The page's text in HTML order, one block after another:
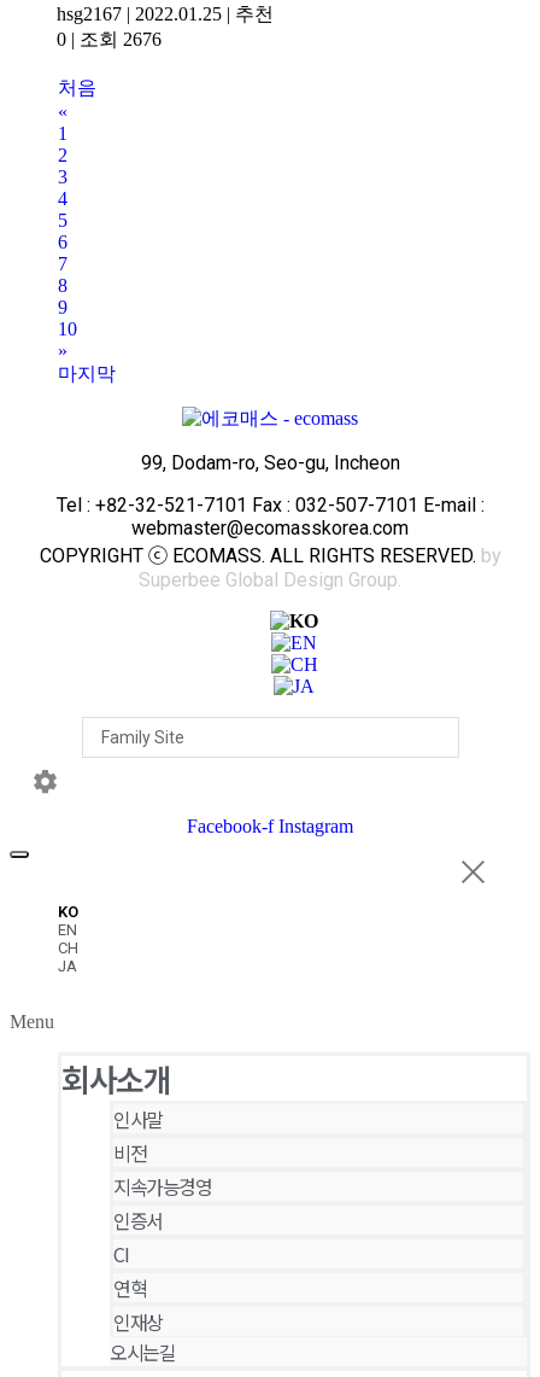
hsg2167 | 2022.01.25 | 추천
0 | 조회 2676
처음
«
1
2
3
4
5
6
7
8
9
10
»
마지막
99, Dodam-ro, Seo-gu, Incheon
Tel : +82-32-521-7101 Fax : 032-507-7101 E-mail :
webmaster@ecomasskorea.com
COPYRIGHT ⓒ ECOMASS. ALL RIGHTS RESERVED. by
Superbee Global Design Group.
Facebook-f Instagram
KO
EN
CH
JA
Menu
회사소개
인사말
비전
지속가능경영
인증서
CI
연혁
인재상
오시는길